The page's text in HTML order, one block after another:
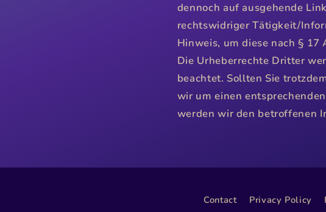
dennoch auf ausgehende
rechtswidriger Tätigkeit/
Hinweis, um diese nach § 17
Die Urheberrechte Dritter
beachtet. Sollten Sie
wir um einen
werden wir den betroffenen
Contact Privacy Policy